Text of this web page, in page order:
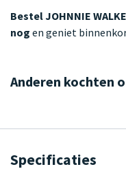
Bestel JOHNNIE
nog en geniet
Anderen kochten
Specificaties